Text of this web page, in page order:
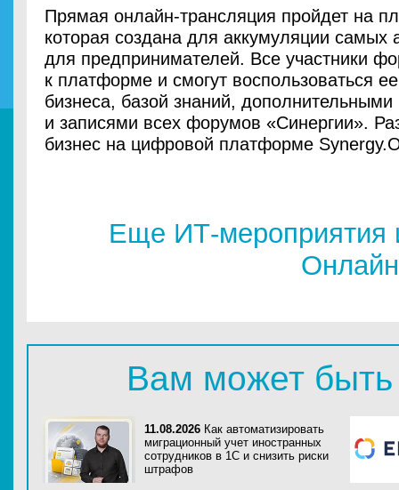
Прямая онлайн-трансляция пройдет на
которая создана для аккумуляции самых
для предпринимателей. Все участники
к платформе и смогут воспользоваться
бизнеса, базой знаний,
и записями всех форумов «‎Синергии».
бизнес на цифровой платформе
Еще ИТ-мероприятия
Онлайн
Вам может быть
11.08.2026 Как автоматизировать
миграционный учет иностранных
сотрудников в 1С и снизить риски
штрафов